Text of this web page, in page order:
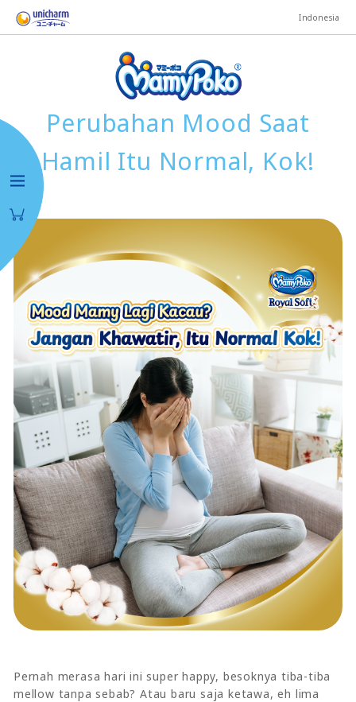
Indonesia
Perubahan Mood Saat
Hamil Itu Normal, Kok!
Pernah merasa hari ini super happy, besoknya tiba-tiba
mellow tanpa sebab? Atau baru saja ketawa, eh lima